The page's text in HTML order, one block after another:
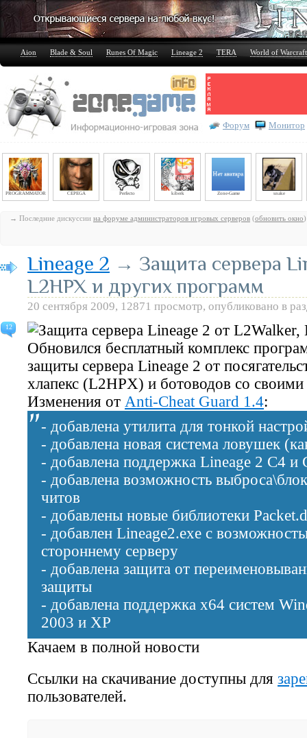
Aion Blade & Soul Runes Of Magic Lineage 2 TERA World of Warcraft
Форум Монитор
PROGRAMMATOR CEPEGA Perfecto kiberk Zone-Game snake
→ Последние дискуссии на форуме администраторов игровых серверов (обновить окно)
12
Lineage 2 → Защита сервера
L2HPX и других программ
20 сентября 2009, 12871 просмотр, опубликовано в
Обновился бесплатный комплекс
защиты сервера Lineage 2 от
хлапекс (L2HPX) и ботоводов со
Изменения от Anti-Cheat Guard 1.4:
- добавлена утилита для тонкой
- добавлена новая система ловушек
- добавлена поддержка Lineage 2 C4 и
- добавлена возможность
читов
- добавлены новые библиотеки
- добавлен Lineage2.exe с
стороннему серверу
- добавлена защита от
защиты
- добавлена поддержка x64 систем
2003 и XP
Качаем в полной новости
Ссылки на скачивание доступны для
пользователей.